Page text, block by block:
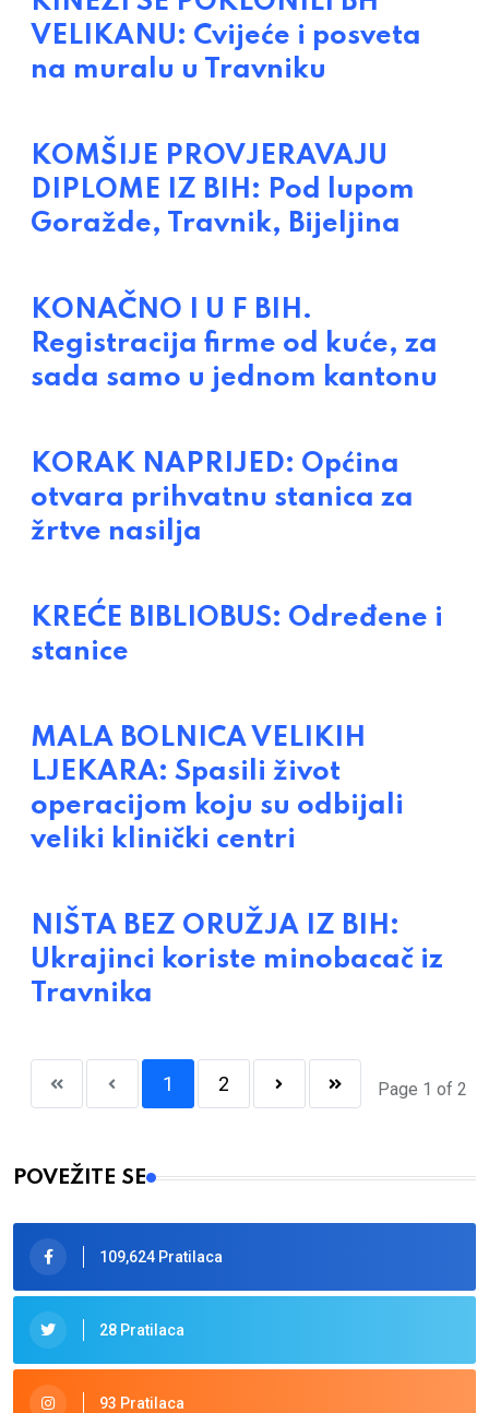
VELIKANU: Cvijeće i posveta
na muralu u Travniku
KOMŠIJE PROVJERAVAJU
DIPLOME IZ BIH: Pod lupom
Goražde, Travnik, Bijeljina
KONAČNO I U F BIH.
Registracija firme od kuće, za
sada samo u jednom kantonu
KORAK NAPRIJED: Općina
otvara prihvatnu stanica za
žrtve nasilja
KREĆE BIBLIOBUS: Određene i
stanice
MALA BOLNICA VELIKIH
LJEKARA: Spasili život
operacijom koju su odbijali
veliki klinički centri
NIŠTA BEZ ORUŽJA IZ BIH:
Ukrajinci koriste minobacač iz
Travnika
Page 1 of 2
1 2
POVEŽITE SE
109,624 Pratilaca
28 Pratilaca
93 Pratilaca